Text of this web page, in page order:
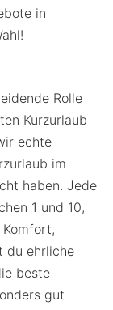
in
Rolle
Kurzurlaub
echte
im
haben. Jede
1 und 10,
du ehrliche
beste
gut